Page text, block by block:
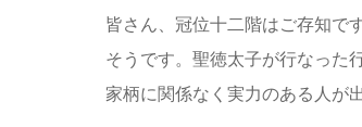
皆さん、冠位十二階はご存知で
そうです。聖徳太子が行なった
家柄に関係なく実力のある人が